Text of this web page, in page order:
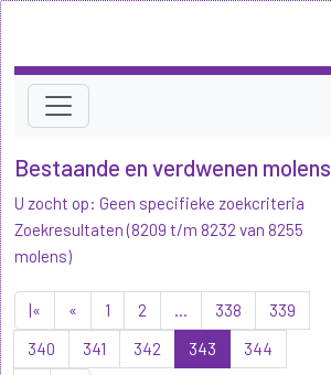
Bestaande en verdwenen molens
U zocht op: Geen specifieke zoekcriteria
Zoekresultaten (8209 t/m 8232 van 8255
molens)
|« « 1 2 ... 338
339
340
341 342 343
344